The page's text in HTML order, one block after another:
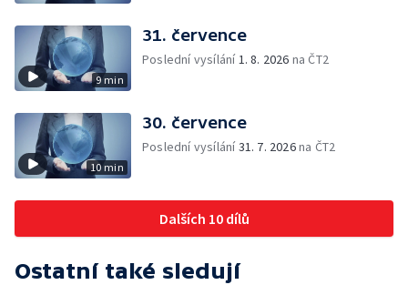
9 min
31. července
Poslední vysílání1. 8. 2026 na ČT2
10 min
30. července
Poslední vysílání31. 7. 2026na ČT2
Dalších 10 dílů
Ostatní také sledují